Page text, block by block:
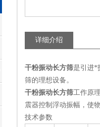
详细介绍
干粉振动长方筛是引进*
筛的理想设备。
干粉振动长方筛工作原
震器控制浮动振幅，使
技术参数